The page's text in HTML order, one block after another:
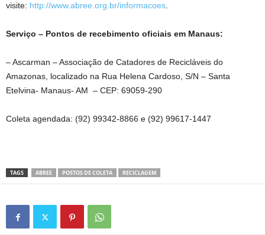
visite: http://www.abree.org.br/informacoes.
Serviço – Pontos de recebimento oficiais em Manaus:
– Ascarman – Associação de Catadores de Recicláveis do
Amazonas, localizado na Rua Helena Cardoso, S/N – Santa
Etelvina- Manaus- AM – CEP: 69059-290
Coleta agendada: (92) 99342-8866 e (92) 99617-1447
TAGS ABREE POSTOS DE COLETA RECICLAGEM